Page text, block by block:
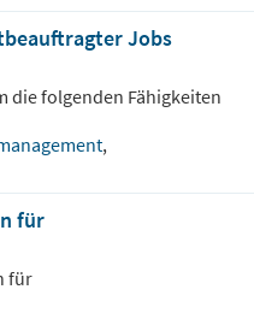
Jobs
die folgenden Fähigkeiten
,
für
für